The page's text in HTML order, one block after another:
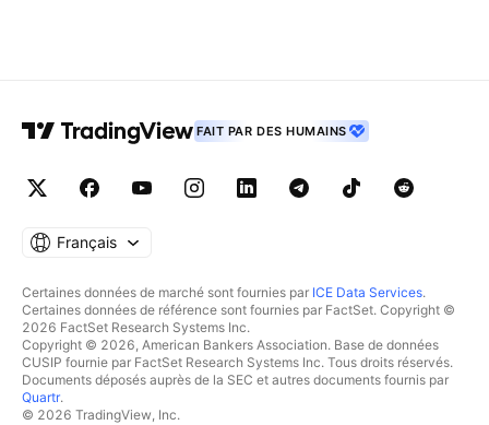
FAIT PAR DES HUMAINS
Français
Certaines données de marché sont fournies par ICE Data Services.
Certaines données de référence sont fournies par FactSet. Copyright ©
2026 FactSet Research Systems Inc.
Copyright © 2026, American Bankers Association. Base de données
CUSIP fournie par FactSet Research Systems Inc. Tous droits réservés.
Documents déposés auprès de la SEC et autres documents fournis par
Quartr.
© 2026 TradingView, Inc.